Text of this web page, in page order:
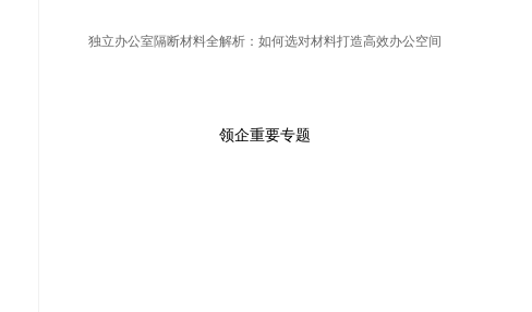
独立办公室隔断材料全解析：如何选对材料打造高效办公空间
领企重要专题